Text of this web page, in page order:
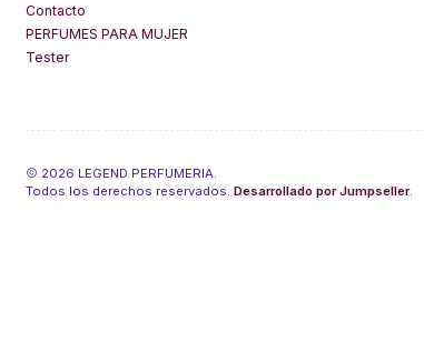
Contacto
PERFUMES PARA MUJER
Tester
2026 LEGEND PERFUMERIA.
Todos los derechos reservados. Desarrollado por Jumpseller.